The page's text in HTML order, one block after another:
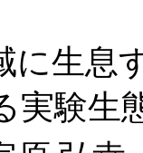
に生
実験生